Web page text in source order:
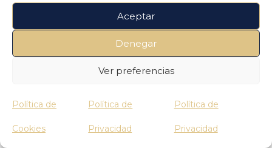
Aceptar
Denegar
Ver preferencias
Política de
Cookies
Política de
Privacidad
Política de
Privacidad
Crea enlaces que luego podrás
enviar por correo o mensajería,
compartir en redes sociales o
usar en publicidad. Libertad
total.